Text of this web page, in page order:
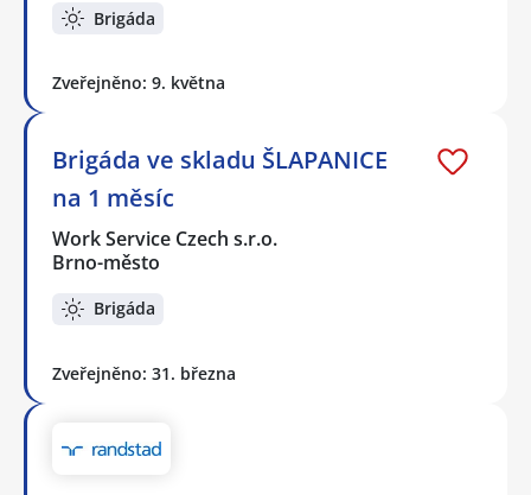
Brigáda
Zveřejněno: 9. května
Brigáda ve skladu ŠLAPANICE
na 1 měsíc
Work Service Czech s.r.o.
Brno-město
Brigáda
Zveřejněno: 31. března